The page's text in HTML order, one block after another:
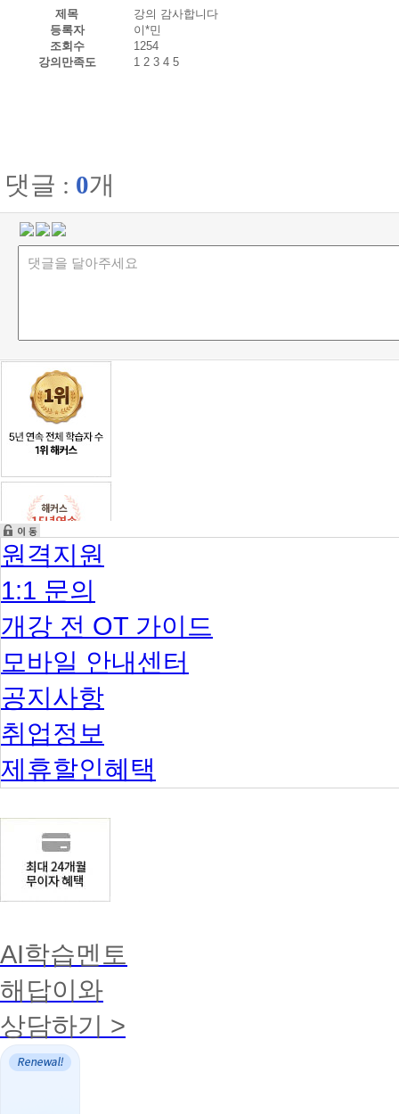
제목
강의 감사합니다
등록자
이*민
조회수
1254
강의만족도
1 2 3 4 5
댓글 : 0개
원격지원
1:1 문의
개강 전 OT 가이드
모바일 안내센터
공지사항
취업정보
제휴할인혜택
AI학습멘토
해답이와
상담하기 >